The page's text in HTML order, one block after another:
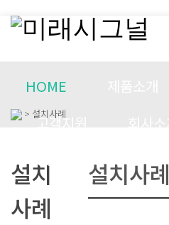
HOME
고객지원
CONTACT US
> 설치사례
설치사례
설치
사례